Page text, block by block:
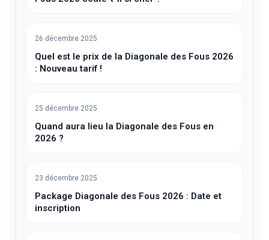
26 décembre 2025
Quel est le prix de la Diagonale des Fous 2026
: Nouveau tarif !
25 décembre 2025
Quand aura lieu la Diagonale des Fous en
2026 ?
23 décembre 2025
Package Diagonale des Fous 2026 : Date et
inscription